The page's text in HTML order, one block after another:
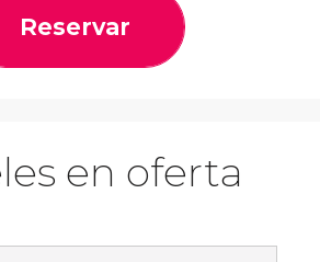
Reservar
en oferta